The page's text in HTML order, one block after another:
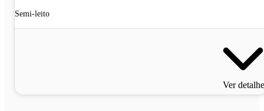
Semi-leito
Ver